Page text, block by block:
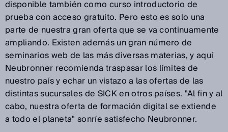
disponible también como curso introductorio de
prueba con acceso gratuito. Pero esto es solo una
parte de nuestra gran oferta que se va continuamente
ampliando. Existen además un gran número de
seminarios web de las más diversas materias, y aquí
Neubronner recomienda traspasar los límites de
nuestro país y echar un vistazo a las ofertas de las
distintas sucursales de SICK en otros países. "Al fin y al
cabo, nuestra oferta de formación digital se extiende
a todo el planeta" sonríe satisfecho Neubronner.